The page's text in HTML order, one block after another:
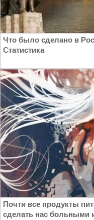
Что было сделано в
Статистика
Почти все продукты
сделать нас больными